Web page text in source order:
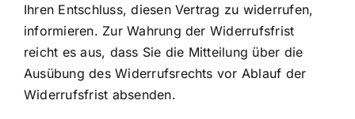
Ihren Entschluss, diesen Vertrag zu widerrufen,
informieren. Zur Wahrung der Widerrufsfrist
reicht es aus, dass Sie die Mitteilung über die
Ausübung des Widerrufsrechts vor Ablauf der
Widerrufsfrist absenden.